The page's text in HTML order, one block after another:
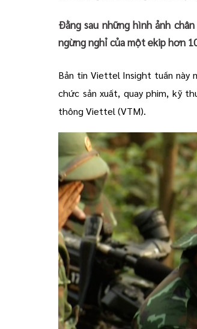
Đằng sau những hình ảnh
ngừng nghỉ của một ekip hơn
Bản tin Viettel Insight tuần này
chức sản xuất, quay phim, kỹ
thông Viettel (VTM).